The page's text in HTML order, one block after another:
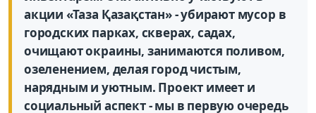
акции «Таза Қазақстан» - убирают мусор в
городских парках, скверах, садах,
очищают окраины, занимаются поливом,
озеленением, делая город чистым,
нарядным и уютным. Проект имеет и
социальный аспект - мы в первую очередь